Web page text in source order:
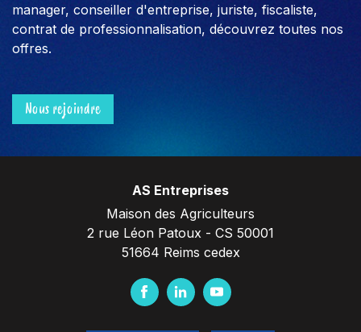
manager, conseiller d'entreprise, juriste, fiscaliste,
contrat de professionnalisation, découvrez toutes nos
offres.
Nous rejoindre
AS Entreprises
Maison des Agriculteurs
2 rue Léon Patoux - CS 50001
51664 Reims cedex
F
L
Y